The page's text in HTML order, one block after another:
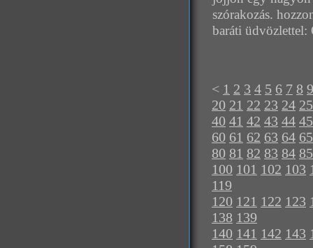
szórakozás.
baráti üdvözlettel:
< 1 2 3 4 5 6 7 8 9
20 21 22 23 24 25
40 41 42 43 44 45
60 61 62 63 64 65
80 81 82 83 84 85
100 101 102 103
119
120 121 122 123
138 139
140 141 142 143